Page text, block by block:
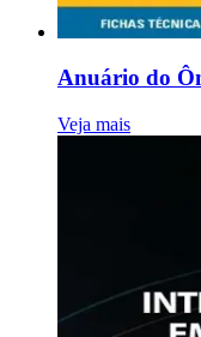
Anuário do
Veja mais